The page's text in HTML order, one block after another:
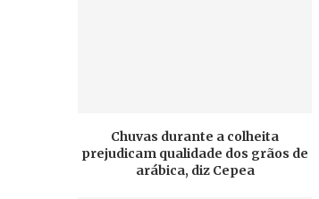
Chuvas durante a colheita
prejudicam qualidade dos grãos de
arábica, diz Cepea